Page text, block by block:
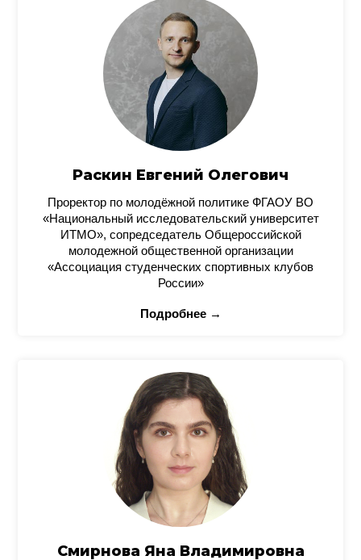
Раскин Евгений Олегович
Проректор по молодёжной политике ФГАОУ ВО
«Национальный исследовательский университет
ИТМО», сопредседатель Общероссийской
молодежной общественной организации
«Ассоциация студенческих спортивных клубов
России»
Подробнее →
Смирнова Яна Владимировна